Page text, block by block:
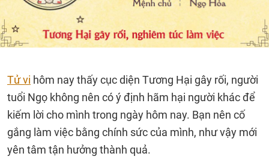
Tử vi hôm nay thấy cục diện Tương Hại gây rối, người
tuổi Ngọ không nên có ý định hãm hại người khác để
kiếm lời cho mình trong ngày hôm nay. Bạn nên cố
gắng làm việc bằng chính sức của mình, như vậy mới
yên tâm tận hưởng thành quả.